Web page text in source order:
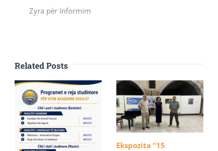
Zyra për Informim
Related Posts
Ekspozita “15